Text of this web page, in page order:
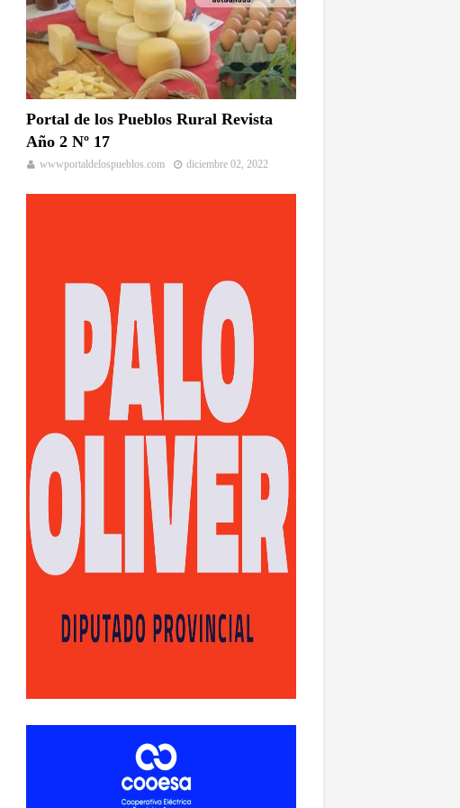
Portal de los Pueblos Rural Revista
Año 2 Nº 17
wwwportaldelospueblos.com diciembre 02, 2022